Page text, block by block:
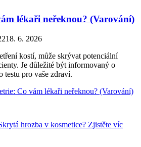
lékaři neřeknou? (Varování)
18. 6. 2026
kostí, může skrývat potenciální
Je důležité být informovaný o
testu pro vaše zdraví.
Co vám lékaři neřeknou? (Varování)